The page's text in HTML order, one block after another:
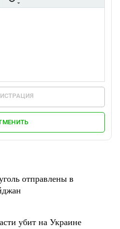
отправлены в
убит на Украине